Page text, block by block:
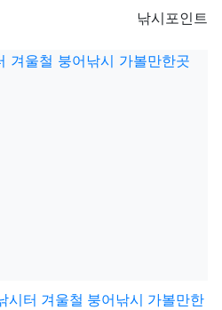
등록자
낚시포인트
시터 겨울철 붕어낚시 가볼만한